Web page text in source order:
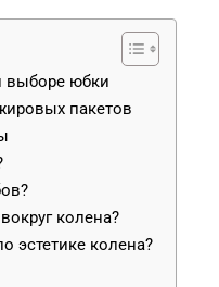
выборе юбки
пакетов
колена?
эстетике колена?